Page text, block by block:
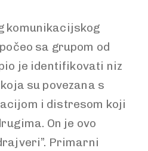
komunikacijskog
sa grupom od
je identifikovati niz
su povezana s
i distresom koji
On je ovo
Primarni